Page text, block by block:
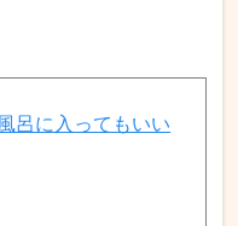
呂に入ってもいい